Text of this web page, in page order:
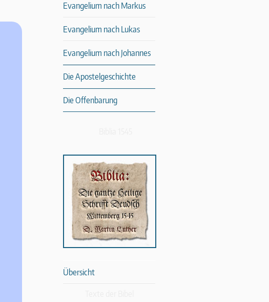
Evangelium nach Markus
Evangelium nach Lukas
Evangelium nach Johannes
Die Apostelgeschichte
Die Offenbarung
Übersicht